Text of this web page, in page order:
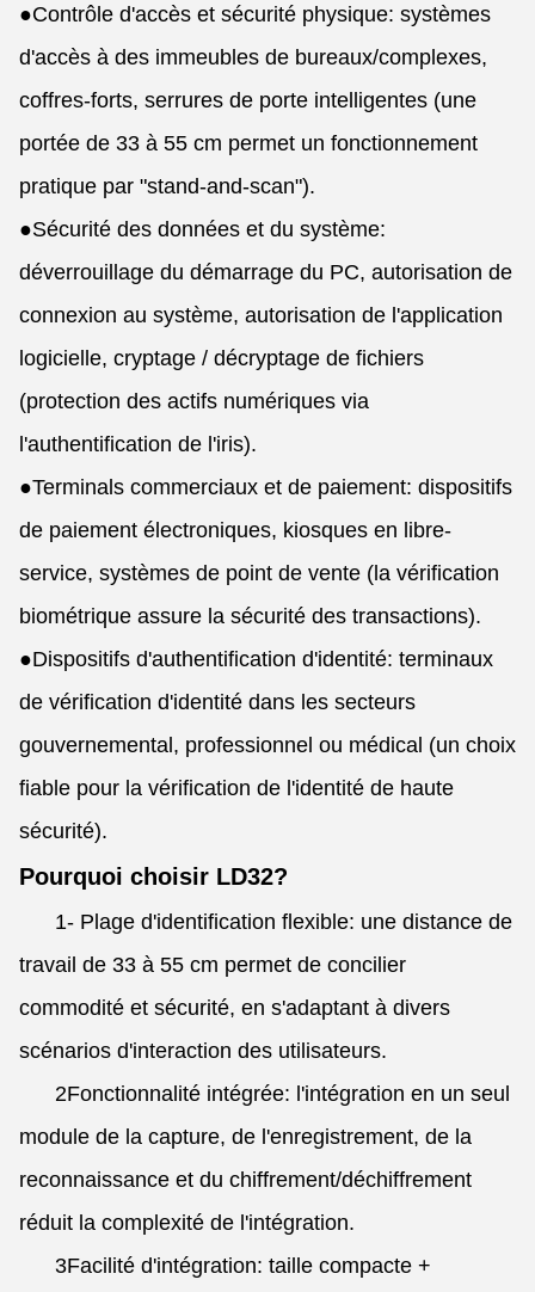
●Contrôle d'accès et sécurité physique: systèmes
d'accès à des immeubles de bureaux/complexes,
coffres-forts, serrures de porte intelligentes (une
portée de 33 à 55 cm permet un fonctionnement
pratique par "stand-and-scan").
●Sécurité des données et du système:
déverrouillage du démarrage du PC, autorisation de
connexion au système, autorisation de l'application
logicielle, cryptage / décryptage de fichiers
(protection des actifs numériques via
l'authentification de l'iris).
●Terminals commerciaux et de paiement: dispositifs
de paiement électroniques, kiosques en libre-
service, systèmes de point de vente (la vérification
biométrique assure la sécurité des transactions).
●Dispositifs d'authentification d'identité: terminaux
de vérification d'identité dans les secteurs
gouvernemental, professionnel ou médical (un choix
fiable pour la vérification de l'identité de haute
sécurité).
Pourquoi choisir LD32?
1- Plage d'identification flexible: une distance de
travail de 33 à 55 cm permet de concilier
commodité et sécurité, en s'adaptant à divers
scénarios d'interaction des utilisateurs.
2Fonctionnalité intégrée: l'intégration en un seul
module de la capture, de l'enregistrement, de la
reconnaissance et du chiffrement/déchiffrement
réduit la complexité de l'intégration.
3Facilité d'intégration: taille compacte +